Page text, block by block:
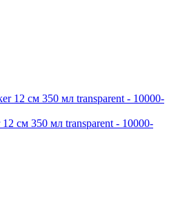
см 350 мл transparent - 10000-